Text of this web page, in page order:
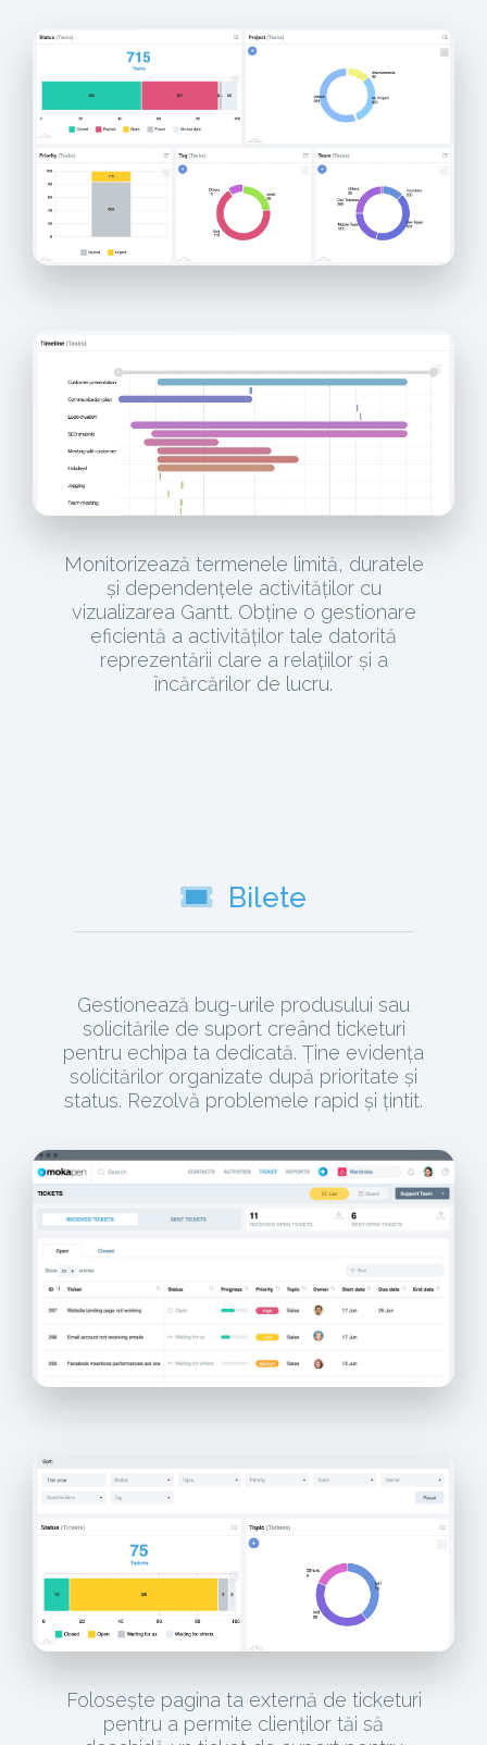
Monitorizează termenele limită, duratele
și dependențele activităților cu
vizualizarea Gantt. Obține o gestionare
eficientă a activităților tale datorită
reprezentării clare a relațiilor și a
încărcărilor de lucru.
Bilete
Gestionează bug-urile produsului sau
solicitările de suport creând ticketuri
pentru echipa ta dedicată. Ține evidența
solicitărilor organizate după prioritate și
status. Rezolvă problemele rapid și țintit.
Folosește pagina ta externă de ticketuri
pentru a permite clienților tăi să